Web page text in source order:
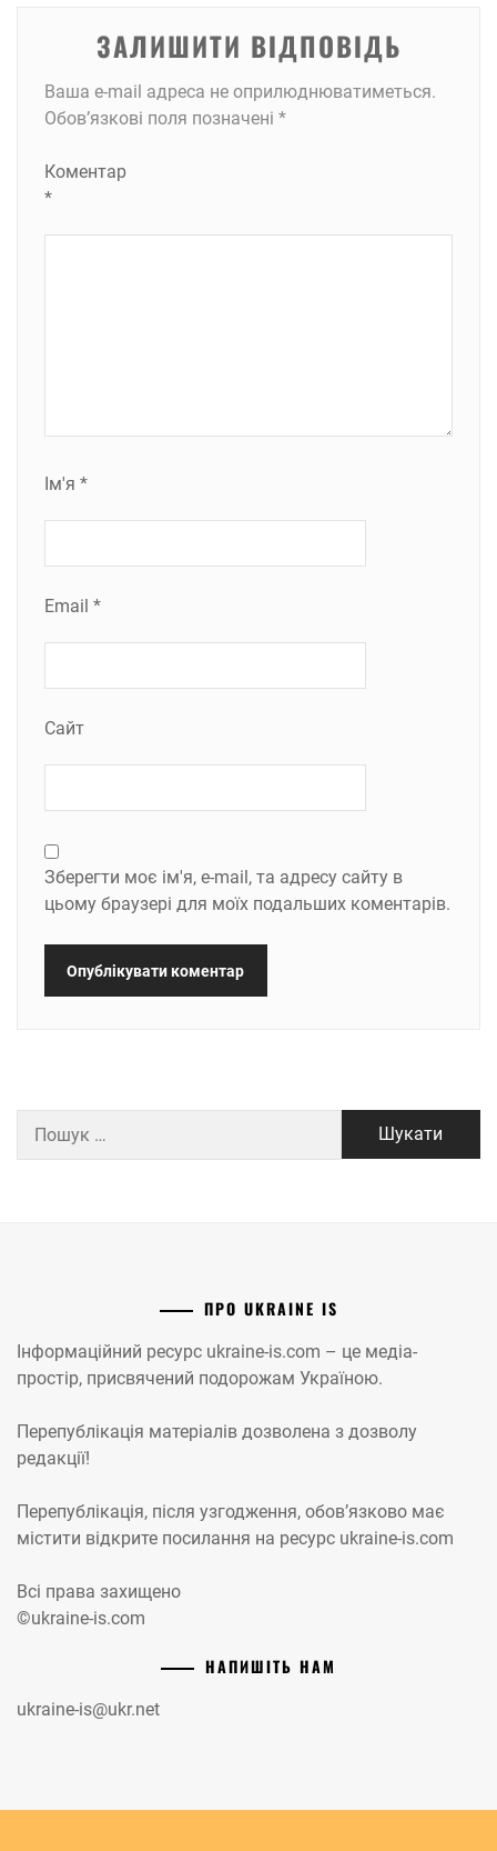
ЗАЛИШИТИ ВІДПОВІДЬ
Ваша e-mail адреса не оприлюднюватиметься.
Обов’язкові поля позначені *
Коментар
*
Ім'я *
Email *
Сайт
Зберегти моє ім'я, e-mail, та адресу сайту в
цьому браузері для моїх подальших коментарів.
ПРО UKRAINE IS
Інформаційний ресурс ukraine-is.com – це медіа-
простір, присвячений подорожам Україною.
Перепублікація матеріалів дозволена з дозволу
редакції!
Перепублікація, після узгодження, обов’язково має
містити відкрите посилання на ресурс ukraine-is.com
Всі права захищено
©ukraine-is.com
НАПИШІТЬ НАМ
ukraine-is@ukr.net